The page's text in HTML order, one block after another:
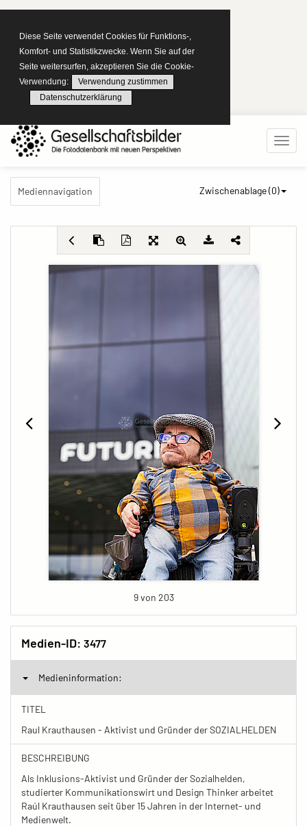
Diese Seite verwendet Cookies für Funktions-,
Komfort- und Statistikzwecke. Wenn Sie auf der
Seite weitersurfen, akzeptieren Sie die Cookie-
Verwendung:
Verwendung zustimmen
Datenschutzerklärung
Mediennavigation Zwischenablage (0)
9 von 203
Medien-ID: 3477
Medieninformation:
TITEL
Raul Krauthausen - Aktivist und Gründer der SOZIALHELDEN
BESCHREIBUNG
Als Inklusions-Aktivist und Gründer der Sozialhelden,
studierter Kommunikationswirt und Design Thinker arbeitet
Raúl Krauthausen seit über 15 Jahren in der Internet- und
Medienwelt.